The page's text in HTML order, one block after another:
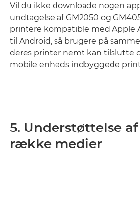
Vil du ikke downloade nogen
undtagelse af GM2050 og
printere kompatible med Apple
til Android, så brugere på
deres printer nemt kan tilslutte
mobile enheds indbyggede
5. Understøttelse
række medier